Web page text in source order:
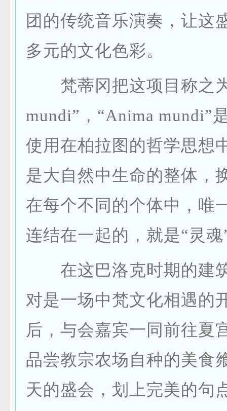
团的传统音乐演奏，让这
多元的文化色彩。
梵蒂冈把这项目称之
mundi”，“Anima mundi”
使用在柏拉图的哲学思想
是大自然中生命的整体，
在每个不同的个体中，唯
连结在一起的，就是“灵魂
在这巴洛克时期的建
对是一场中梵文化相遇的
后，与会嘉宾一同前往夏
品尝教宗农场自种的美食
天的盛会，划上完美的句